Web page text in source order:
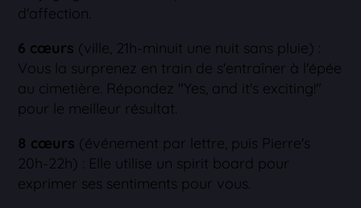
d'affection.
6 cœurs (ville, 21h-minuit une nuit sans pluie) :
Vous la surprenez en train de s'entraîner à l'épée
au cimetière. Répondez "Yes, and it's exciting!"
pour le meilleur résultat.
8 cœurs (événement par lettre, puis Pierre's
20h-22h) : Elle utilise un spirit board pour
exprimer ses sentiments pour vous.